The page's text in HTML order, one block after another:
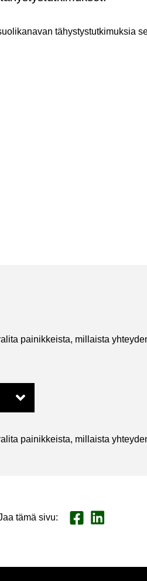
tä­hys­tys­tut­ki­muk­sia
pai­nik­keis­ta, mil­lais­ta
pai­nik­keis­ta, mil­lais­ta
tämä sivu: Jaa Face­book
Jaa